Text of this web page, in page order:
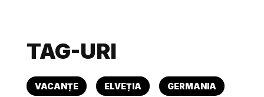
TAG-URI
VACANȚE ELVEȚIA GERMANIA